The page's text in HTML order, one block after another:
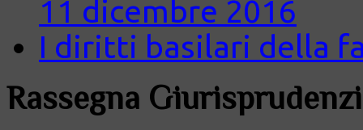
11 dicembre 2016
I diritti basilari della
Rassegna